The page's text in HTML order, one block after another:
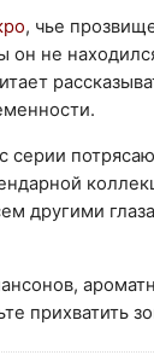
, чье
он не
серии
другими
прихватить